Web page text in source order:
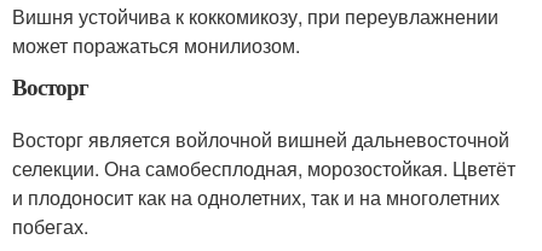
Вишня устойчива к коккомикозу, при переувлажнении
может поражаться монилиозом.
Восторг
Восторг является войлочной вишней дальневосточной
селекции. Она самобесплодная, морозостойкая. Цветёт
и плодоносит как на однолетних, так и на многолетних
побегах.